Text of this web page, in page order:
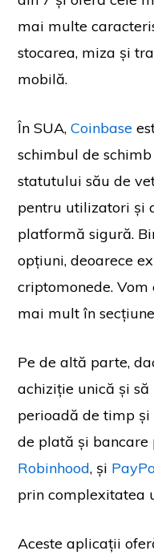
mai multe
stocarea, miza și
mobilă.
În SUA,Coinbase
schimbul de
statutului său de
pentru utilizatori și
platformă sigură.
opțiuni, deoarece
criptomonede.
mai mult în
Pe de altă parte,
achiziție unică și
perioadă de timp
de plată și bancare
Robinhood, și
prin complexitatea
Aceste aplicații